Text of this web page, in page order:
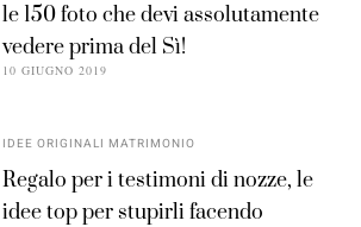
le 150 foto che devi assolutamente
vedere prima del Sì!
10 GIUGNO 2019
IDEE ORIGINALI MATRIMONIO
Regalo per i testimoni di nozze, le
idee top per stupirli facendo